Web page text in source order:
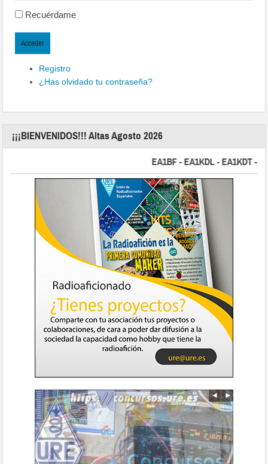
Recuérdame
Acceder
Registro
¿Has olvidado tu contraseña?
¡¡¡BIENVENIDOS!!! Altas Agosto 2026
EA1BF - EA1KDL - EA1KDT -